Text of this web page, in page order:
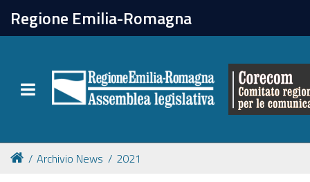
Regione Emilia-Romagna
Toggle navigation
chiudi
Le attività
Archivio News 2021